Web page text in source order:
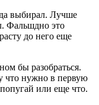
выбирал. Лучше
Фальшдно это
до него еще
бы разобраться.
что нужно в первую
или еще что.